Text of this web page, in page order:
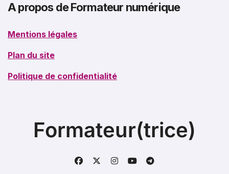
A propos de Formateur numérique
Mentions légales
Plan du site
Politique de confidentialité
Formateur(trice)